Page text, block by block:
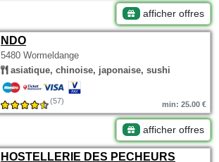
afficher offres
NDO
5480 Wormeldange
asiatique, chinoise, japonaise, sushi
(57) min: 25.00 €
afficher offres
HOSTELLERIE DES PECHEURS